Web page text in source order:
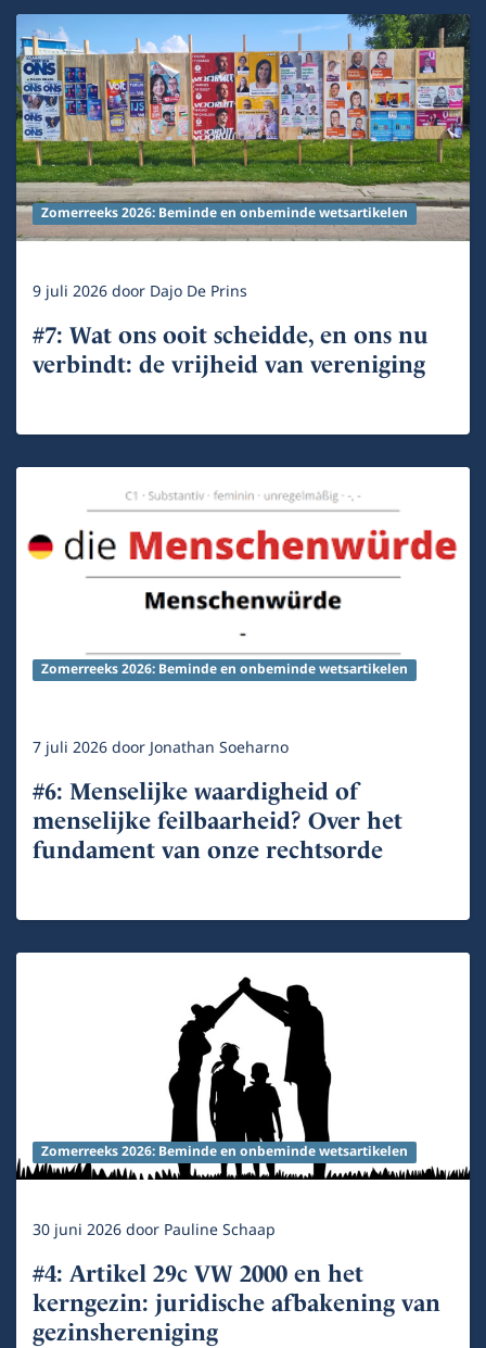
Zomerreeks 2026: Beminde en onbeminde wetsartikelen
9 juli 2026door Dajo De Prins
#7: Wat ons ooit scheidde, en ons nu
verbindt: de vrijheid van vereniging
Zomerreeks 2026: Beminde en onbeminde wetsartikelen
7 juli 2026doorJonathan Soeharno
#6: Menselijke waardigheid of
menselijke feilbaarheid? Over het
fundament van onze rechtsorde
Zomerreeks 2026: Beminde en onbeminde wetsartikelen
30 juni 2026door Pauline Schaap
#4: Artikel 29c VW 2000 en het
kerngezin: juridische afbakening van
gezinshereniging